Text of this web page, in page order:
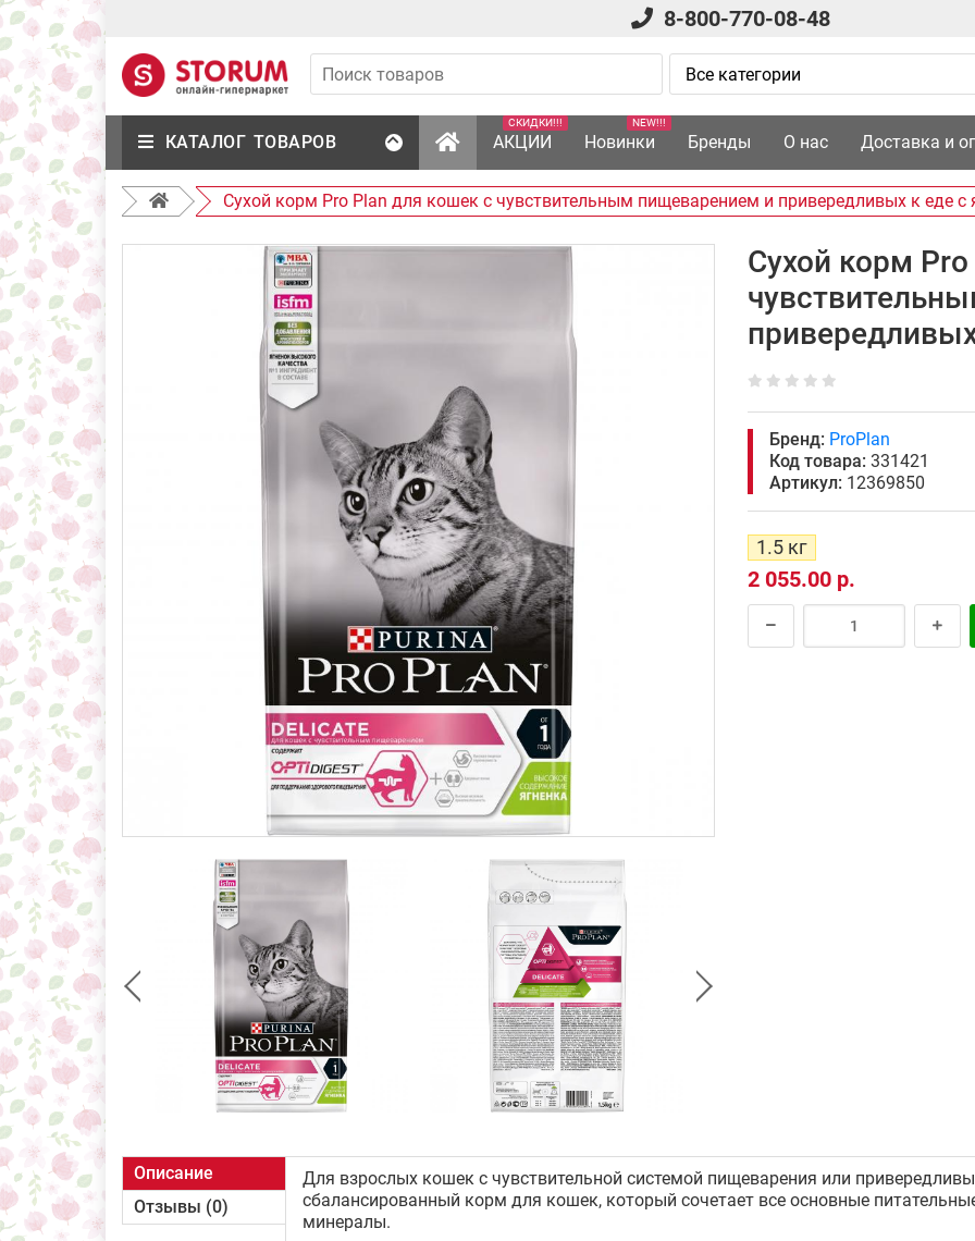
8-800-770-08-48
КАТАЛОГ ТОВАРОВ АКЦИИ
СКИДКИ!!!
Новинки
NEW!!!
Бренды О нас Доставка и
Сухой корм Pro Plan для кошек с чувствительным пищеварением и привередливых к еде с
Сухой корм
Бренд: ProPlan
Код товара: 331421
Артикул: 12369850
1.5 кг
2 055.00 р.
Описание
Отзывы (0)
Для взрослых кошек с чувствительной системой пищеварения или
сбалансированный корм для кошек, который сочетает все основные
минералы.